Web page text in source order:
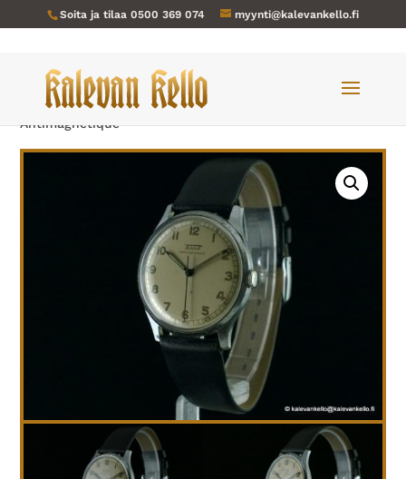
Soita ja tilaa 0500 369 074 myynti@kalevankello.fi
Verkkokauppa/Miesten kellot
Antimagnetique